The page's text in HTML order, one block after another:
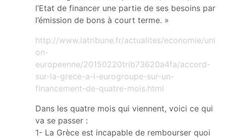
l’Etat de financer une partie de ses besoins par
l’émission de bons à court terme. »
http://www.latribune.fr/actualites/economie/uni
on-
europeenne/20150220trib73620a4fa/accord-
sur-la-grece-a-l-eurogroupe-sur-un-
financement-de-quatre-mois.html
Dans les quatre mois qui viennent, voici ce qui
va se passer :
1- La Grèce est incapable de rembourser quoi